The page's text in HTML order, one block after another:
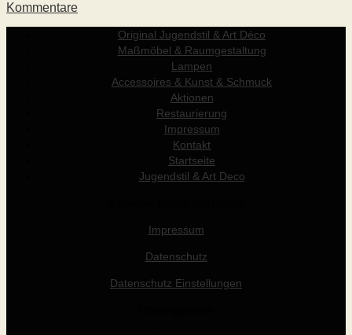
Kommentare
Original Jugendstil & Art Déco
Maßmöbel & Raumgestaltung
Lampen
Accessoires & Kunst & Schmuck
Aktionen
Restaurierung
Impressum
Kontakt
Startseite
Jugendstil & Art Deco
Impressum
Datenschutz
Datenschutz Einstellungen